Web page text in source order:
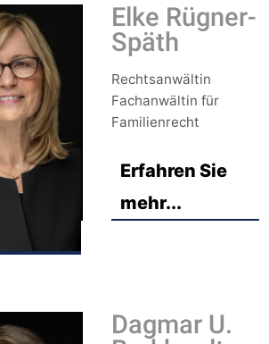
Elke Rügner-
Späth
Rechtsanwältin
Fachanwältin für
Familienrecht
Erfahren Sie
mehr...
Dagmar U.